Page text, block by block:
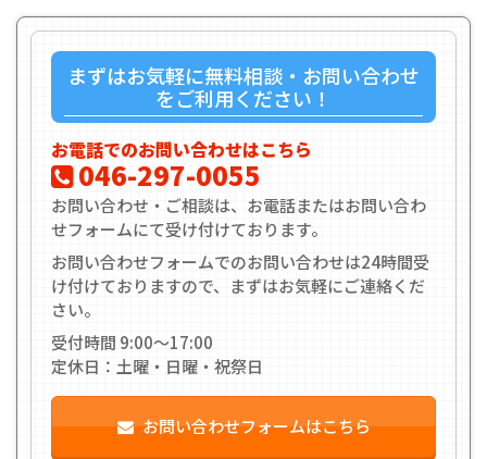
まずはお気軽に無料相談・お問い合わせ
をご利用ください！
お電話でのお問い合わせはこちら
046-297-0055
お問い合わせ・ご相談は、お電話またはお問い合わ
せフォームにて受け付けております。
お問い合わせフォームでのお問い合わせは24時間受
け付けておりますので、まずはお気軽にご連絡くだ
さい。
受付時間 9:00〜17:00
定休日：土曜・日曜・祝祭日
お問い合わせフォームはこちら